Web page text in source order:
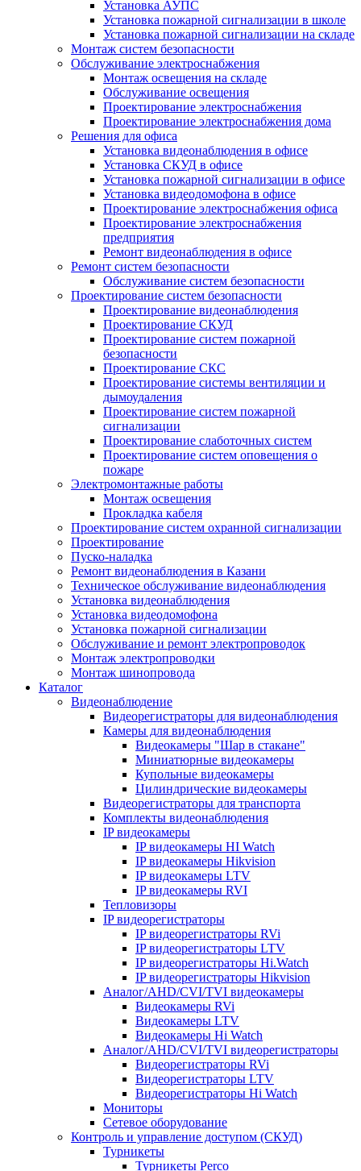
Установка АУПС
Установка пожарной сигнализации в школе
Установка пожарной сигнализации на складе
Монтаж систем безопасности
Обслуживание электроснабжения
Монтаж освещения на складе
Обслуживание освещения
Проектирование электроснабжения
Проектирование электроснабжения дома
Решения для офиса
Установка видеонаблюдения в офисе
Установка СКУД в офисе
Установка пожарной сигнализации в офисе
Установка видеодомофона в офисе
Проектирование электроснабжения офиса
Проектирование электроснабжения
предприятия
Ремонт видеонаблюдения в офисе
Ремонт систем безопасности
Обслуживание систем безопасности
Проектирование систем безопасности
Проектирование видеонаблюдения
Проектирование СКУД
Проектирование систем пожарной
безопасности
Проектирование СКС
Проектирование системы вентиляции и
дымоудаления
Проектирование систем пожарной
сигнализации
Проектирование слаботочных систем
Проектирование систем оповещения о
пожаре
Электромонтажные работы
Монтаж освещения
Прокладка кабеля
Проектирование систем охранной сигнализации
Проектирование
Пуско-наладка
Ремонт видеонаблюдения в Казани
Техническое обслуживание видеонаблюдения
Установка видеонаблюдения
Установка видеодомофона
Установка пожарной сигнализации
Обслуживание и ремонт электропроводок
Монтаж электропроводки
Монтаж шинопровода
Каталог
Видеонаблюдение
Видеорегистраторы для видеонаблюдения
Камеры для видеонаблюдения
Видеокамеры "Шар в стакане"
Миниатюрные видеокамеры
Купольные видеокамеры
Цилиндрические видеокамеры
Видеорегистраторы для транспорта
Комплекты видеонаблюдения
IP видеокамеры
IP видеокамеры HI Watch
IP видеокамеры Hikvision
IP видеокамеры LTV
IP видеокамеры RVI
Тепловизоры
IP видеорегистраторы
IP видеорегистраторы RVi
IP видеорегистраторы LTV
IP видеорегистраторы Hi.Watch
IP видеорегистраторы Hikvision
Аналог/AHD/CVI/TVI видеокамеры
Видеокамеры RVi
Видеокамеры LTV
Видеокамеры Hi Watch
Аналог/AHD/CVI/TVI видеорегистраторы
Видеорегистраторы RVi
Видеорегистраторы LTV
Видеорегистраторы Hi Watch
Мониторы
Сетевое оборудование
Контроль и управление доступом (СКУД)
Турникеты
Турникеты Perco